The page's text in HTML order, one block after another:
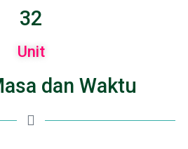
32
Unit
dan Waktu